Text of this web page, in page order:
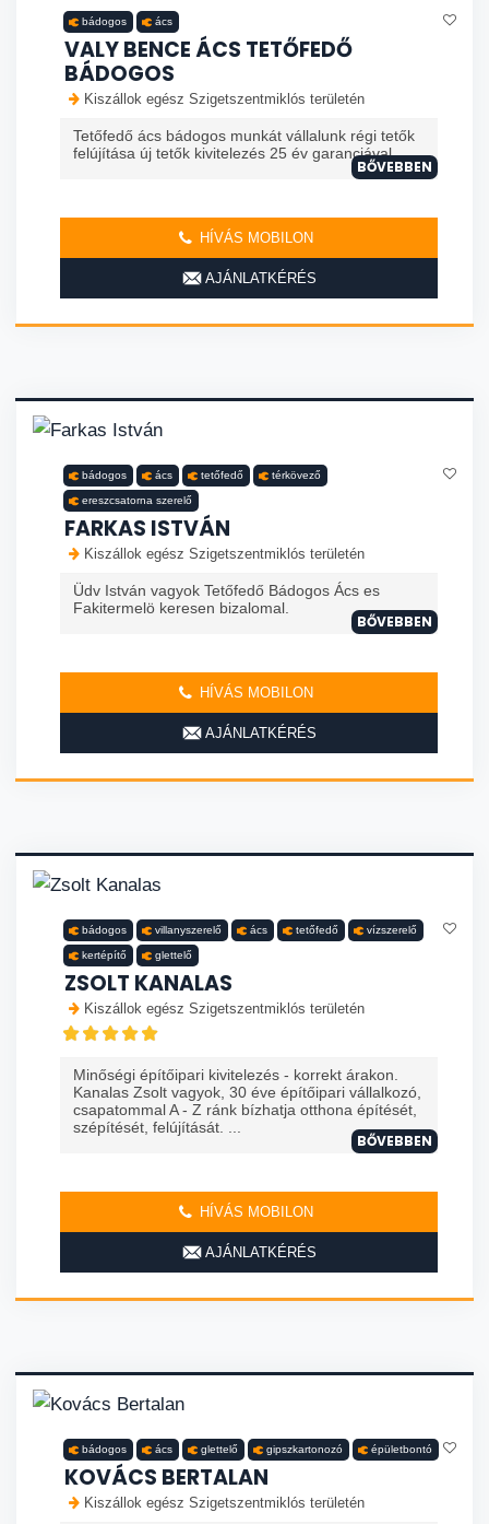
bádogos ács
VALY BENCE ÁCS TETŐFEDŐ
BÁDOGOS
Kiszállok egész Szigetszentmiklós területén
Tetőfedő ács bádogos munkát vállalunk régi tetők
felújítása új tetők kivitelezés 25 év garanciával
BŐVEBBEN
HÍVÁS MOBILON
AJÁNLATKÉRÉS
bádogos ács tetőfedő térkövező
ereszcsatorna szerelő
FARKAS ISTVÁN
Kiszállok egész Szigetszentmiklós területén
Üdv István vagyok Tetőfedő Bádogos Ács es
Fakitermelö keresen bizalomal.
BŐVEBBEN
HÍVÁS MOBILON
AJÁNLATKÉRÉS
bádogos villanyszerelő ács tetőfedő vízszerelő
kertépítő glettelő
ZSOLT KANALAS
Kiszállok egész Szigetszentmiklós területén
Minőségi építőipari kivitelezés - korrekt árakon.
Kanalas Zsolt vagyok, 30 éve építőipari vállalkozó,
csapatommal A - Z ránk bízhatja otthona építését,
szépítését, felújítását. ...
BŐVEBBEN
HÍVÁS MOBILON
AJÁNLATKÉRÉS
bádogos ács glettelő gipszkartonozó épületbontó
KOVÁCS BERTALAN
Kiszállok egész Szigetszentmiklós területén